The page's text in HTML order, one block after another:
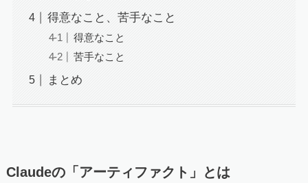
得意なこと、苦手なこと
得意なこと
苦手なこと
まとめ
Claudeの「アーティファクト」とは